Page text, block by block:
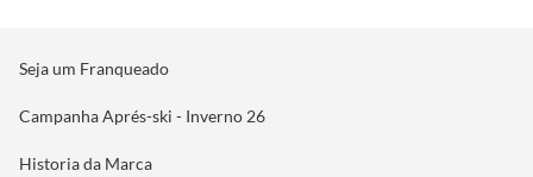
Seja um Franqueado
Campanha Aprés-ski - Inverno 26
Historia da Marca